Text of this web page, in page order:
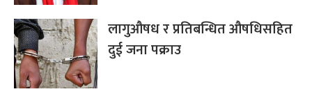
लागुऔषध र प्रतिबन्धित औषधिसहित
दुई जना पक्राउ